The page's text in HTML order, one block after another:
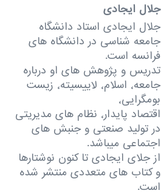
جلال ایجادی
جلال ایجادی استاد دانشگاه
جامعه شناسی در دانشگاه های
فرانسه است.
تدریس و پژوهش های او درباره
جامعه٬ اسلام٬ لاییسیته٬ زیست
بومگرایی٬
اقتصاد پایدار٬ نظام های مدیریتی
در تولید صنعتی و جنبش های
اجتماعی میباشد.
از جلای ایجادی تا کنون نوشتارها
و کتاب های متعددی منتشر شده
است.